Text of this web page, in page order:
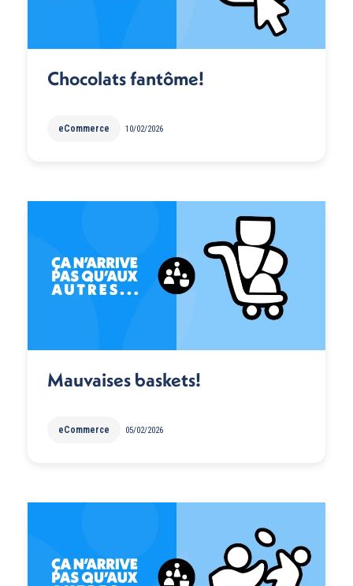
Chocolats fantôme!
eCommerce 10/02/2026
Mauvaises baskets!
eCommerce 05/02/2026